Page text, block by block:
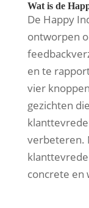
Wat is de
De Happy
ontworpen
en te
vier
gezichten
verbeteren.
concrete en